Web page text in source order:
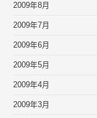
2009年8月
2009年7月
2009年6月
2009年5月
2009年4月
2009年3月